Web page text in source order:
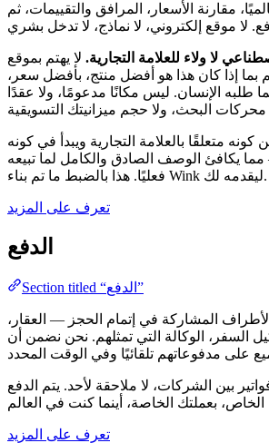
مقارنة الأسعار، المرافق والتقييمات، ثم
لا ولاء للعلامة التجارية. لا يهتم بموقع
بما إذا كان هذا هو أفضل منتج، بأفضل سعر،
طلبه الإنسان. ليس مكانًا مدعومًا، ولا عقدًا
متعلقًا بالعلامة التجارية ويبدأ في كونه
مما يكافئ الوصف الصادق والكامل لما تبيعه
فعليًا. هذا بالضبط ما تم بناء Wink ليقدمه لك.
تعرف على المزيد
الدفع
Section titled “الدفع”
المشاركة في إتمام الحجز — العقار،
السفر، الوكالة التي تمثلهم. نحن نضمن أن
بين الشركات، لا ملاحقة لأحد. يتم الدفع
تعرف على المزيد